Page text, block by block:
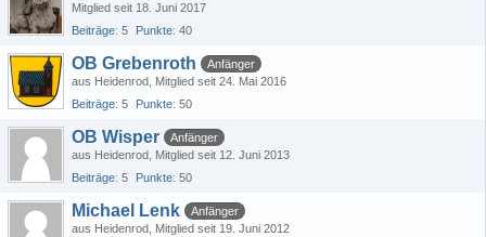
Mitglied seit 18. Juni 2017
Beiträge 5 Punkte 40
OB Grebenroth
Anfänger
aus Heidenrod Mitglied seit 24. Mai 2016
Beiträge 5 Punkte 50
OB Wisper
Anfänger
aus Heidenrod Mitglied seit 12. Juni 2013
Beiträge 5 Punkte 50
Michael Lenk
Anfänger
aus Heidenrod Mitglied seit 19. Juni 2012